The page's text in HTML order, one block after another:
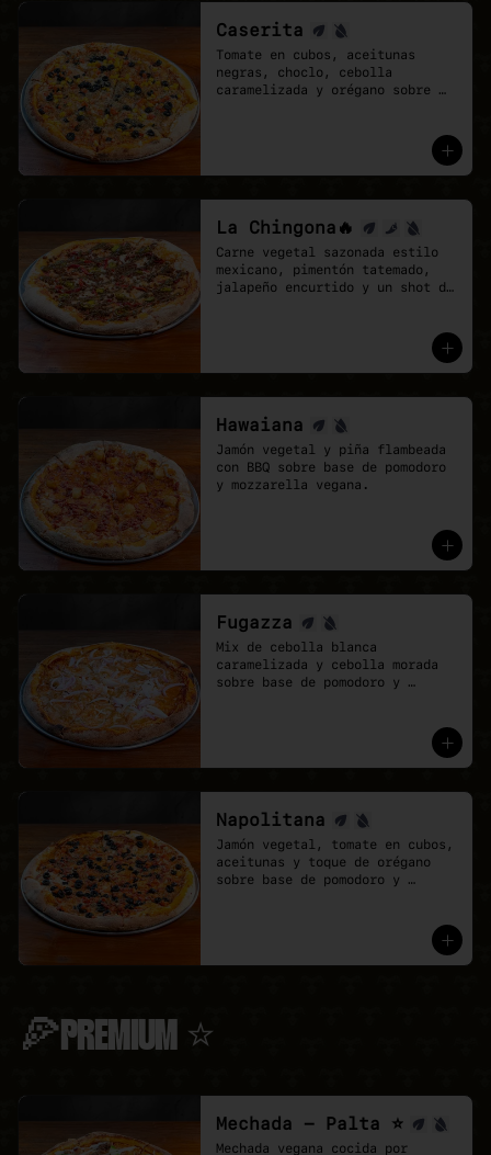
Caserita
Tomate en cubos, aceitunas
negras, choclo, cebolla
caramelizada y orégano sobre
La Chingona🔥
Carne vegetal sazonada estilo
mexicano, pimentón tatemado,
jalapeño encurtido y un shot de
Hawaiana
Jamón vegetal y piña flambeada
con BBQ sobre base de pomodoro
y mozzarella vegana.
Fugazza
Mix de cebolla blanca
caramelizada y cebolla morada
sobre base de pomodoro y
Napolitana
Jamón vegetal, tomate en cubos,
aceitunas y toque de orégano
sobre base de pomodoro y
🍕PREMIUM ⭐
Mechada - Palta ⭐
Mechada vegana cocida por